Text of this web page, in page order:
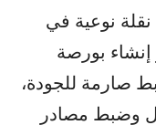
نوعية في
بورصة
صارمة للجودة،
وضبط مصادر